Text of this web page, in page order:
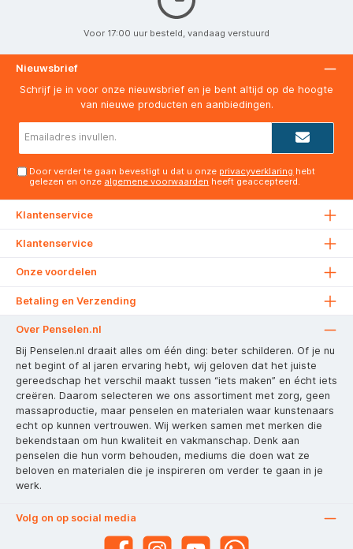
Voor 17:00 uur besteld, vandaag verstuurd
Nieuwsbrief
Schrijf je in voor onze nieuwsbrief en je bent altijd op de hoogte
van nieuwe producten en aanbiedingen.
Door verder te gaan bevestigt u dat u onze privacyverklaring hebt
gelezen en onze algemene voorwaarden heeft geaccepteerd.
Klantenservice
Klantenservice
Onze voordelen
Betaling en Verzending
Over Penselen.nl
Bij Penselen.nl draait alles om één ding: beter schilderen. Of je nu
net begint of al jaren ervaring hebt, wij geloven dat het juiste
gereedschap het verschil maakt tussen “iets maken” en écht iets
creëren. Daarom selecteren we ons assortiment met zorg, geen
massaproductie, maar penselen en materialen waar kunstenaars
echt op kunnen vertrouwen. Wij werken samen met merken die
bekendstaan om hun kwaliteit en vakmanschap. Denk aan
penselen die hun vorm behouden, mediums die doen wat ze
beloven en materialen die je inspireren om verder te gaan in je
werk.
Volg on op social media